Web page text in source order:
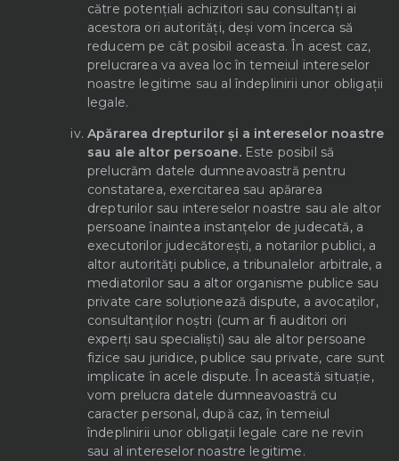
către potențiali achizitori sau consultanți ai
acestora ori autorități, deși vom încerca să
reducem pe cât posibil aceasta. În acest caz,
prelucrarea va avea loc în temeiul intereselor
noastre legitime sau al îndeplinirii unor obligații
legale.
Apărarea drepturilor și a intereselor noastre
sau ale altor persoane.Este posibil să
prelucrăm datele dumneavoastră pentru
constatarea, exercitarea sau apărarea
drepturilor sau intereselor noastre sau ale altor
persoane înaintea instanțelor de judecată, a
executorilor judecătorești, a notarilor publici, a
altor autorități publice, a tribunalelor arbitrale, a
mediatorilor sau a altor organisme publice sau
private care soluționează dispute, a avocaților,
consultanților noștri (cum ar fi auditori ori
experți sau specialiști) sau ale altor persoane
fizice sau juridice, publice sau private, care sunt
implicate în acele dispute. În această situație,
vom prelucra datele dumneavoastră cu
caracter personal, după caz, în temeiul
îndeplinirii unor obligații legale care ne revin
sau al intereselor noastre legitime.